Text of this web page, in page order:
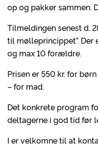
op og pakker sammen.
Tilmeldingen senest d.
til mølleprincippet”.
og max 10 forældre.
Prisen er 550 kr. for
– for mad.
Det konkrete program
deltagerne i god tid før
I er velkomne til at